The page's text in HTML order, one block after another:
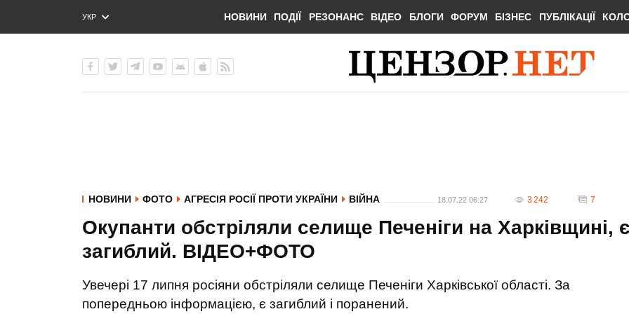
УКР
ENG
НОВИНИ ПОДІЇ РЕЗОНАНС ВІДЕО БЛОГИ ФОРУМ БІЗНЕС ПУБЛІКАЦІЇ
НОВИНИ ФОТО АГРЕСІЯ РОСІЇ ПРОТИ УКРАЇНИ ВІЙНА 18.07.22 06:27 3 242 7
Окупанти обстріляли селище Печеніги на Харківщині, є
загиблий. ВІДЕО+ФОТО
Увечері 17 липня росіяни обстріляли селище Печеніги Харківської області. За
попередньою інформацією, є загиблий і поранений.